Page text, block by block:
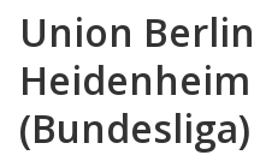
Union Berlin
Heidenheim
(Bundesliga)